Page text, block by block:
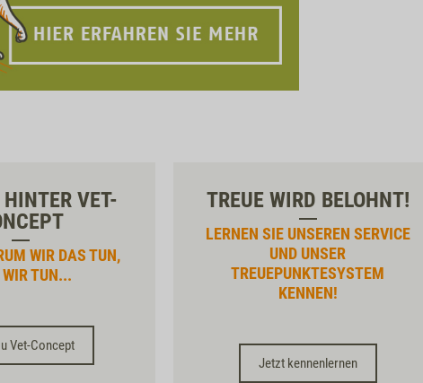
VET-
WIR DAS TUN,
TUN...
Vet-Concept
TREUE WIRD BELOHNT!
LERNEN SIE UNSEREN SERVICE
UND UNSER
TREUEPUNKTESYSTEM
KENNEN!
Jetzt kennenlernen